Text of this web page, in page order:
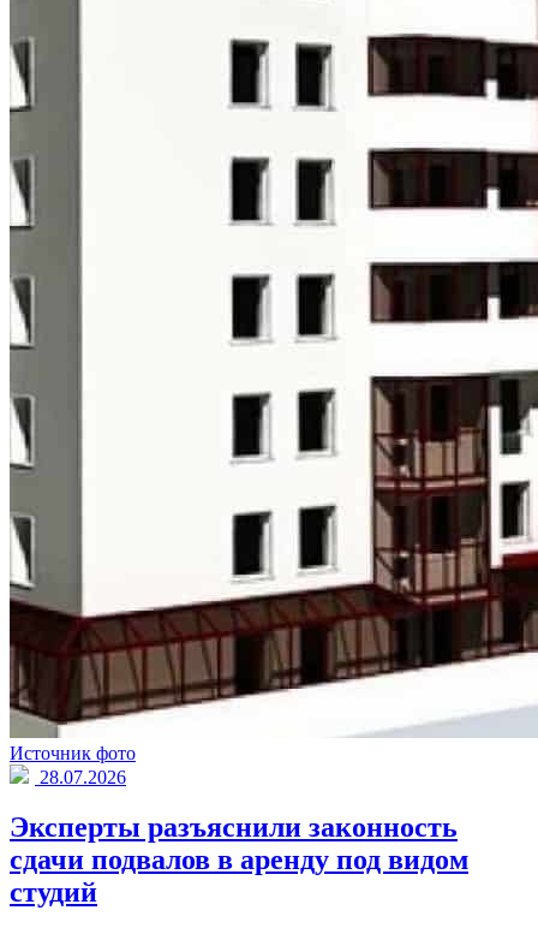
Источник фото
28.07.2026
Эксперты разъяснили законность
сдачи подвалов в аренду под видом
студий